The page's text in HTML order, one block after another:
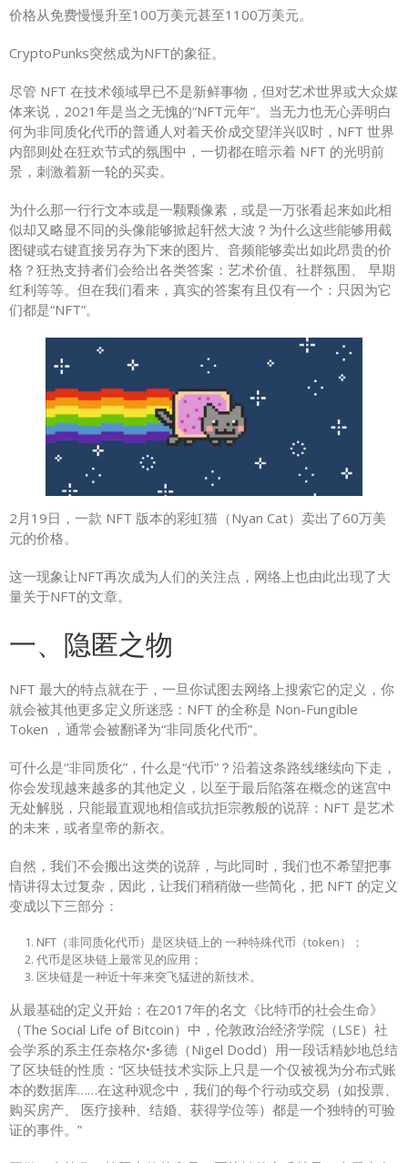
价格从免费慢慢升至100万美元甚至1100万美元。
CryptoPunks突然成为NFT的象征。
尽管 NFT 在技术领域早已不是新鲜事物，但对艺术世界或大众媒
体来说，2021年是当之无愧的“NFT元年”。当无力也无心弄明白
何为非同质化代币的普通人对着天价成交望洋兴叹时，NFT 世界
内部则处在狂欢节式的氛围中，一切都在暗示着 NFT 的光明前
景，刺激着新一轮的买卖。
为什么那一行行文本或是一颗颗像素，或是一万张看起来如此相
似却又略显不同的头像能够掀起轩然大波？为什么这些能够用截
图键或右键直接另存为下来的图片、音频能够卖出如此昂贵的价
格？狂热支持者们会给出各类答案：艺术价值、社群氛围、 早期
红利等等。但在我们看来，真实的答案有且仅有一个：只因为它
们都是“NFT”。
2月19日，一款 NFT 版本的彩虹猫（Nyan Cat）卖出了60万美
元的价格。
这一现象让NFT再次成为人们的关注点，网络上也由此出现了大
量关于NFT的文章。
一、隐匿之物
NFT 最大的特点就在于，一旦你试图去网络上搜索它的定义，你
就会被其他更多定义所迷惑：NFT 的全称是 Non-Fungible
Token ，通常会被翻译为“非同质化代币”。
可什么是“非同质化”，什么是“代币”？沿着这条路线继续向下走，
你会发现越来越多的其他定义，以至于最后陷落在概念的迷宫中
无处解脱，只能最直观地相信或抗拒宗教般的说辞：NFT 是艺术
的未来，或者皇帝的新衣。
自然，我们不会搬出这类的说辞，与此同时，我们也不希望把事
情讲得太过复杂，因此，让我们稍稍做一些简化，把 NFT 的定义
变成以下三部分：
NFT（非同质化代币）是区块链上的 一种特殊代币（token）；
代币是区块链上最常见的应用；
区块链是一种近十年来突飞猛进的新技术。
从最基础的定义开始：在2017年的名文《比特币的社会生命》
（The Social Life of Bitcoin）中，伦敦政治经济学院（LSE）社
会学系的系主任奈格尔•多德（Nigel Dodd）用一段话精妙地总结
了区块链的性质：“区块链技术实际上只是一个仅被视为分布式账
本的数据库……在这种观念中，我们的每个行动或交易（如投票、
购买房产、 医疗接种、结婚、获得学位等）都是一个独特的可验
证的事件。”